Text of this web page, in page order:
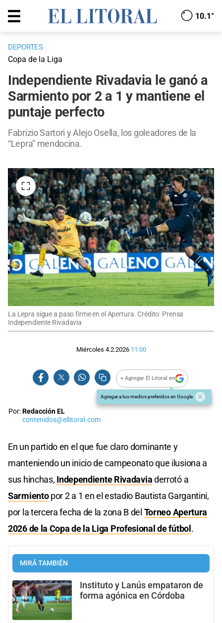
10.1°
DEPORTES
Copa de la Liga
Independiente Rivadavia le ganó a
Sarmiento por 2 a 1 y mantiene el
puntaje perfecto
Fabrizio Sartori y Alejo Osella, los goleadores de la
“Lepra” mendocina.
La Lepra sigue a paso firme en el Apertura. Crédito: Prensa
Independiente Rivadavia
Miércoles 4.2.2026 11:00
+ Agregar El Litoral en
Agregar a tus medios preferidos en Google
Por:Redacción EL
contenidos@ellitoral.com
En un partido en el que fue claro dominante y
manteniendo un inicio de campeonato que ilusiona a
sus hinchas, Independiente Rivadaviaderrotó a
Sarmientopor 2 a 1 en el estadio Bautista Gargantini,
por la tercera fecha de la zona B del Torneo Apertura
2026 de la Copa de la Liga Profesional de fútbol.
MIRÁ TAMBIÉN
Instituto y Lanús empataron de
forma agónica en Córdoba